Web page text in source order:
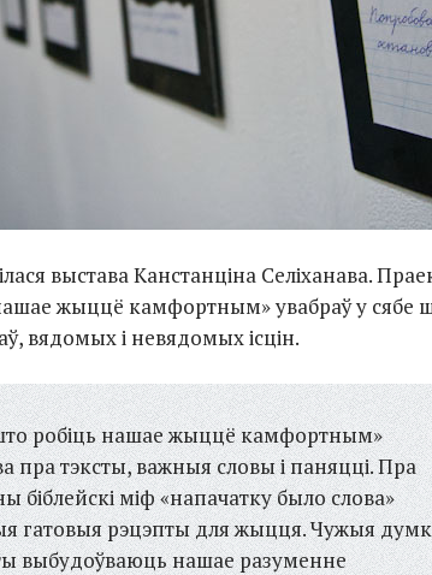
выстава Канстанціна Селіханава.
жыццё камфортным» увабраў у сябе
вядомых і невядомых ісцін.
робіць нашае жыццё камфортным»
пра тэксты, важныя словы і паняцці. Пра
біблейскі міф «напачатку было слова»
гатовыя рэцэпты для жыцця. Чужыя
выбудоўваюць нашае разуменне